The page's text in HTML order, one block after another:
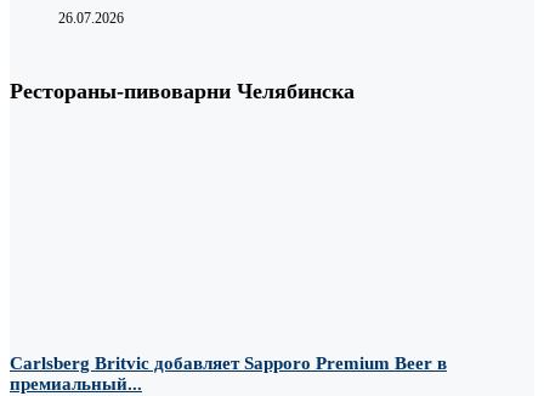
26.07.2026
Рестораны-пивоварни Челябинска
Carlsberg Britvic добавляет Sapporo Premium Beer в
премиальный...